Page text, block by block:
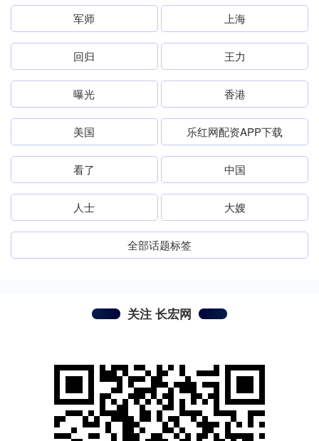
军师 上海
回归 王力
曝光 香港
美国 乐红网配资APP下载
看了 中国
人士 大嫂
全部话题标签
关注 长宏网